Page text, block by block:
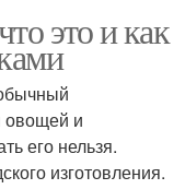
это и как
овощей и
его нельзя.
изготовления.